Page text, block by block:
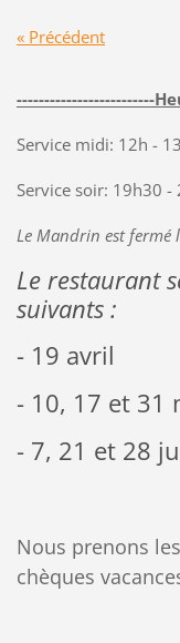
« Précédent
-------------------------
Service midi: 12h -
Service soir: 19h30 -
Le Mandrin est
Le restaurant
suivants :
- 19 avril
- 10, 17 et 31
- 7, 21 et 28
Nous prenons
chèques